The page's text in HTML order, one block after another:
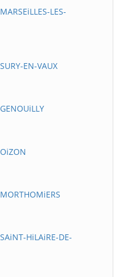
LES-
EN-VAUX
HiLAiRE-DE-